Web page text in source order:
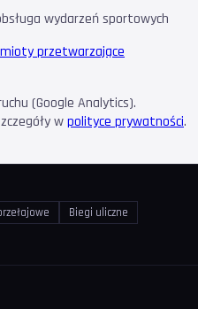
wydarzeń sportowych
przetwarzające
(Google Analytics).
wpolityce prywatności.
Biegi uliczne